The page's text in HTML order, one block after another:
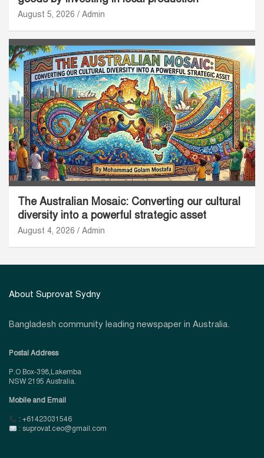
August 5, 2026 Admin
The Australian Mosaic: Converting our cultural
diversity into a powerful strategic asset
August 4, 2026 Admin
About Suprovat Sydny
Bangladesh community leading newspaper in Australia.
Postal Address
P.O Box-398,Lakemba
NSW 2195 Australia.
Mobile and Email
: +61423031546
: suprovat.ceo@gmail.com